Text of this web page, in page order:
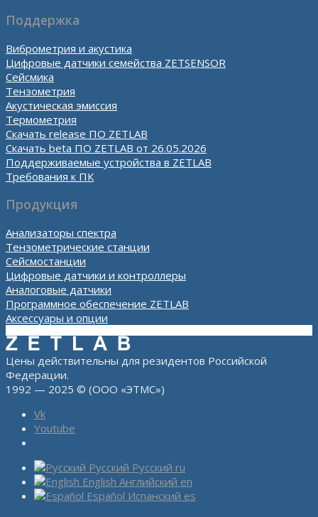
Поддержка
Виброметрия и акустика
Цифровые датчики семейства ZETSENSOR
Сейсмика
Тензометрия
Акустическая эмиссия
Термометрия
Скачать release ПО ZETLAB
Скачать beta ПО ZETLAB от 26.05.2026
Поддерживаемые устройства в ZETLAB
Требования к ПК
Продукция
Анализаторы спектра
Тензометрические станции
Сейсмостанции
Цифровые датчики и контроллеры
Аналоговые датчики
Программное обеспечение ZETLAB
Аксессуары и опции
Цены действительны для резидентов Российской
Федерации.
1992 — 2025 © (ООО «ЭТМС»)
Vk
Youtube
Русский Русский ru
English Английский en
Español Испанский es